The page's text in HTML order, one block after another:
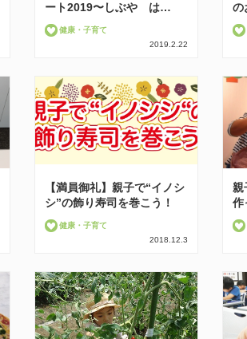
ート2019〜しぶや は…
健康・子育て
2019.2.22
の
【満員御礼】親子で“イノシ
シ”の飾り寿司を巻こう！
健康・子育て
2018.12.3
親
作